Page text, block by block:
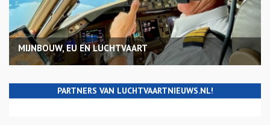
MIJNBOUW, EU EN LUCHTVAART
PARTNERS VAN LUCHTVAARTNIEUWS.NL!